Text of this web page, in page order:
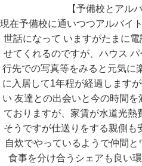
【予備校とアル
現在予備校に通いつつアルバイ
世話になって いますがたまに
せてくれるのですが、ハウス
行先での写真等をみると元気に
に入居して1年程が経過します
い 友達との出会いと今の時間
ておりますが、家賃が水道光
そうですが仕送りをする親側
自炊でやっているようで仲間
食事を分け合うシェアも良い